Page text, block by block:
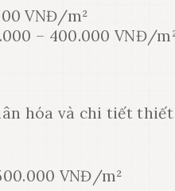
VNĐ/m²
– 400.000 VNĐ/
hóa và chi tiết thiết
VNĐ/m²